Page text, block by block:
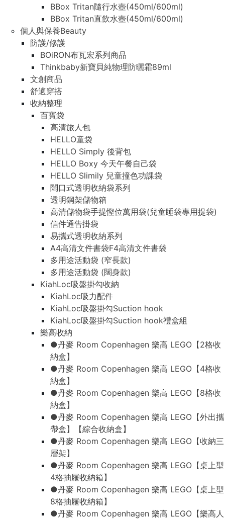
BBox Tritan隨行水壺(450ml/600ml)
BBox Tritan直飲水壺(450ml/600ml)
個人與保養Beauty
防護/修護
BOiRON布瓦宏系列商品
Thinkbaby新寶貝純物理防曬霜89ml
文創商品
舒適穿搭
收納整理
百寶袋
高清旅人包
HELLO童袋
HELLO Simply 後背包
HELLO Boxy 今天午餐自己袋
HELLO Slimily 兒童撞色功課袋
闊口式透明收納袋系列
透明鋼架儲物箱
高清儲物袋手提慳位萬用袋(兒童睡袋專用提袋)
信件通告掛袋
易攜式透明收納系列
A4高清文件書袋F4高清文件書袋
多用途活動袋 (窄長款)
多用途活動袋 (闊身款)
KiahLoc吸盤掛勾收納
KiahLoc吸力配件
KiahLoc吸盤掛勾Suction hook
KiahLoc吸盤掛勾Suction hook禮盒組
樂高收納
●丹麥 Room Copenhagen 樂高 LEGO【2格收
納盒】
●丹麥 Room Copenhagen 樂高 LEGO【4格收
納盒】
●丹麥 Room Copenhagen 樂高 LEGO【8格收
納盒】
●丹麥 Room Copenhagen 樂高 LEGO【外出攜
帶盒】【綜合收納盒】
●丹麥 Room Copenhagen 樂高 LEGO【收納三
層架】
●丹麥 Room Copenhagen 樂高 LEGO【桌上型
4格抽屜收納箱】
●丹麥 Room Copenhagen 樂高 LEGO【桌上型
8格抽屜收納箱】
●丹麥 Room Copenhagen 樂高 LEGO【樂高人